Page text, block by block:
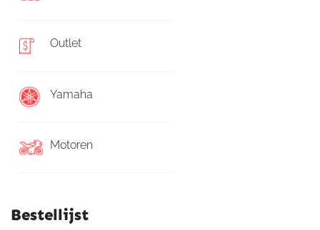
Outlet
Yamaha
Motoren
Bestellijst